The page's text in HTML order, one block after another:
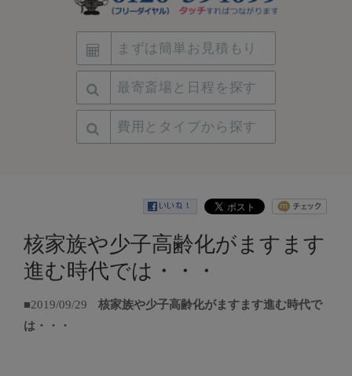
まずは簡単お見積もり
最寄斎場と日程を探す
費用とタイプから探す
核家族や少子高齢化がますます
進む時代では・・・
■2019/09/29
核家族や少子高齢化がますます進む時代で
は・・・